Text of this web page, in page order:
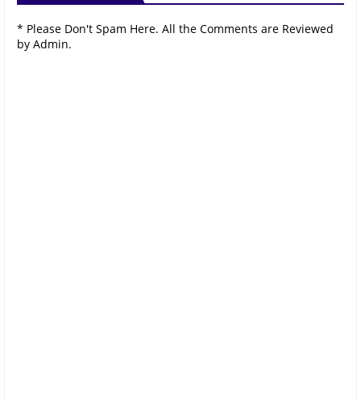
* Please Don't Spam Here. All the Comments are Reviewed
by Admin.